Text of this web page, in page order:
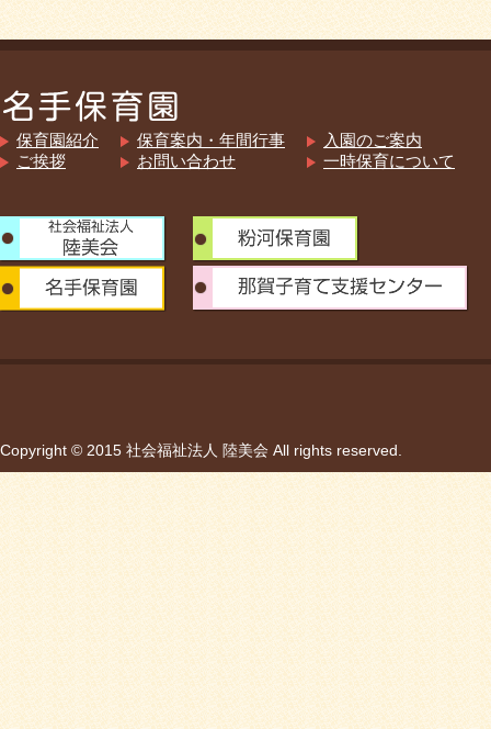
保育園紹介
ご挨拶
保育案内・年間行事
お問い合わせ
入園のご案内
一時保育について
Copyright © 2015 社会福祉法人 陸美会 All rights reserved.